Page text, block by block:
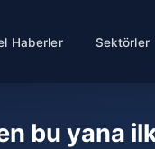
Haberler Sektörler
bu yana